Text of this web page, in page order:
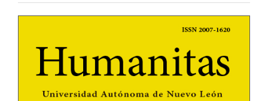
Barra
lateral
del
artículo